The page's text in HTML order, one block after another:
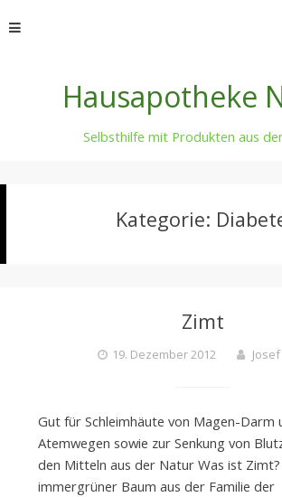
to
Hausapotheke
Selbsthilfe mit Produkten aus
Kategorie:
Zimt
19. Dezember 2012
Gut für Schleimhäute von Magen-Darm
Atemwegen sowie zur Senkung von
den Mitteln aus der Natur Was ist Zimt?
immergrüner Baum aus der Familie der